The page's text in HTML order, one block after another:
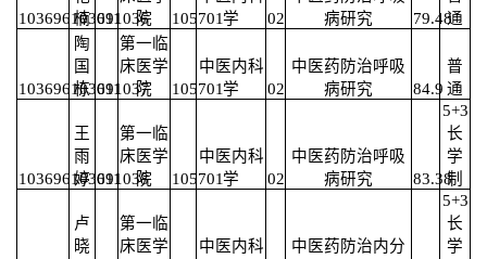
103696103691036
楠 011
院
105701学
02
病研究
79.48通
103696103691037
陶
国
栋 011
第一临
床医学
院
105701
中医内科
学
02
中医药防治呼吸
病研究
84.9
普
通
103696103691038
王
雨
婷 011
第一临
床医学
院
105701
中医内科
学
02
中医药防治呼吸
病研究
83.38
5+3
长
学
制
卢
晓
第一临
床医学
中医内科
中医药防治内分
5+3
长
学